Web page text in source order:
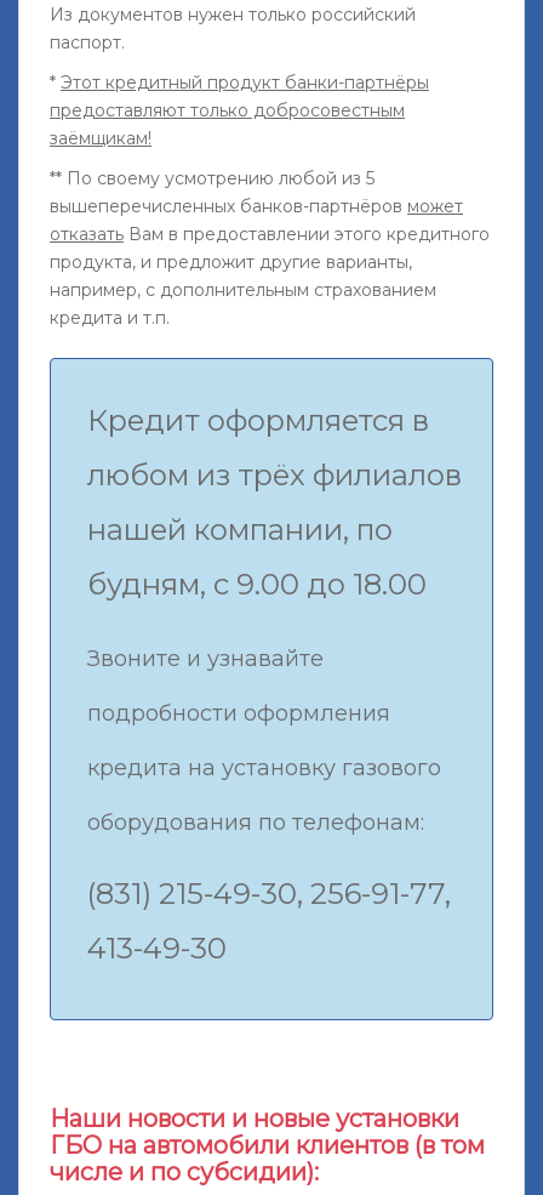
Из документов нужен только российский
паспорт.
* Этот кредитный продукт банки-партнёры
предоставляют только добросовестным
заёмщикам!
** По своему усмотрению любой из 5
вышеперечисленных банков-партнёров может
отказать Вам в предоставлении этого кредитного
продукта, и предложит другие варианты,
например, с дополнительным страхованием
кредита и т.п.
Кредит оформляется в
любом из трёх филиалов
нашей компании, по
будням, с 9.00 до 18.00
Звоните и узнавайте
подробности оформления
кредита на установку газового
оборудования по телефонам:
(831) 215-49-30, 256-91-77,
413-49-30
Наши новости и новые установки
ГБО на автомобили клиентов (в том
числе и по субсидии):